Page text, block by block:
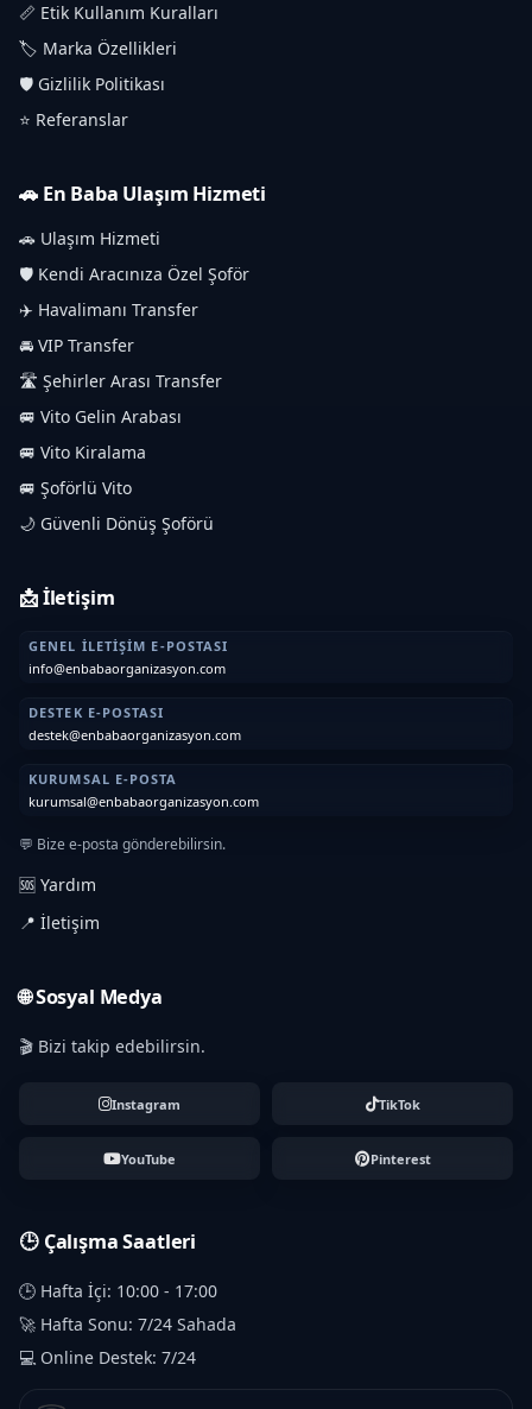
📏 Etik Kullanım Kuralları
🏷️ Marka Özellikleri
🛡️ Gizlilik Politikası
⭐ Referanslar
🚗 En Baba Ulaşım Hizmeti
🚗 Ulaşım Hizmeti
🛡️ Kendi Aracınıza Özel Şoför
✈️ Havalimanı Transfer
🚘 VIP Transfer
🛣️ Şehirler Arası Transfer
🚐 Vito Gelin Arabası
🚐 Vito Kiralama
🚐 Şoförlü Vito
🌙 Güvenli Dönüş Şoförü
📩 İletişim
GENEL İLETIŞIM E-POSTASI
info@enbabaorganizasyon.com
DESTEK E-POSTASI
destek@enbabaorganizasyon.com
KURUMSAL E-POSTA
kurumsal@enbabaorganizasyon.com
💬 Bize e-posta gönderebilirsin.
🆘 Yardım
📍 İletişim
🌐 Sosyal Medya
🎬 Bizi takip edebilirsin.
Instagram TikTok
YouTube Pinterest
🕒 Çalışma Saatleri
🕒 Hafta İçi: 10:00 - 17:00
🚀 Hafta Sonu: 7/24 Sahada
💻 Online Destek: 7/24